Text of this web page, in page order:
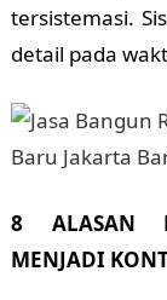
tersistemasi.
detail pada
8 ALASAN
MENJADI